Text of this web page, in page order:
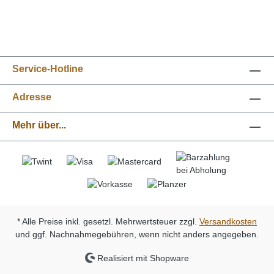
Service-Hotline
Adresse
Mehr über...
* Alle Preise inkl. gesetzl. Mehrwertsteuer zzgl. Versandkosten
und ggf. Nachnahmegebühren, wenn nicht anders angegeben.
Realisiert mit Shopware